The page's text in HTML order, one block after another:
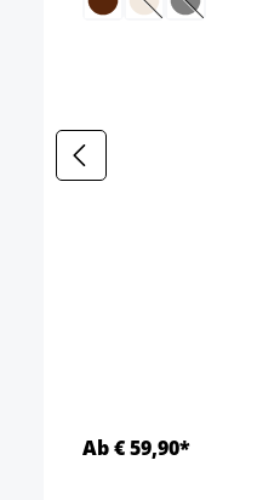
(Diese(Diese
Ab € 59,90*